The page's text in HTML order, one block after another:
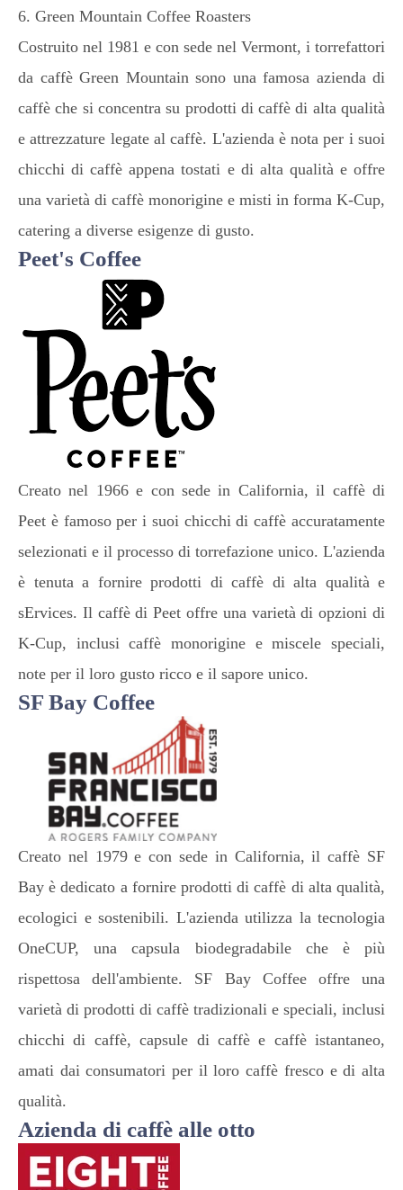
6. Green Mountain Coffee Roasters
Costruito nel 1981 e con sede nel Vermont, i torrefattori
da caffè Green Mountain sono una famosa azienda di
caffè che si concentra su prodotti di caffè di alta qualità
e attrezzature legate al caffè. L'azienda è nota per i suoi
chicchi di caffè appena tostati e di alta qualità e offre
una varietà di caffè monorigine e misti in forma K-Cup,
catering a diverse esigenze di gusto.
Peet's Coffee
Creato nel 1966 e con sede in California, il caffè di
Peet è famoso per i suoi chicchi di caffè accuratamente
selezionati e il processo di torrefazione unico. L'azienda
è tenuta a fornire prodotti di caffè di alta qualità e
sErvices. Il caffè di Peet offre una varietà di opzioni di
K-Cup, inclusi caffè monorigine e miscele speciali,
note per il loro gusto ricco e il sapore unico.
SF Bay Coffee
Creato nel 1979 e con sede in California, il caffè SF
Bay è dedicato a fornire prodotti di caffè di alta qualità,
ecologici e sostenibili. L'azienda utilizza la tecnologia
OneCUP, una capsula biodegradabile che è più
rispettosa dell'ambiente. SF Bay Coffee offre una
varietà di prodotti di caffè tradizionali e speciali, inclusi
chicchi di caffè, capsule di caffè e caffè istantaneo,
amati dai consumatori per il loro caffè fresco e di alta
qualità.
Azienda di caffè alle otto